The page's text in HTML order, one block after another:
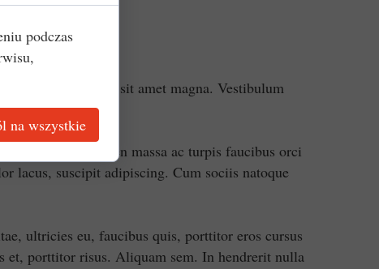
Nulla imperdiet sit amet magna. Vestibulum
bibendum sapien massa ac turpis faucibus orci
lacus, suscipit adipiscing. Cum sociis natoque
ultricies eu, faucibus quis, porttitor eros cursus
et, porttitor risus. Aliquam sem. In hendrerit nulla
podczas
na wszystkie